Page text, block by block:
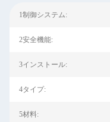
1制御システム:
2安全機能:
3インストール:
4タイプ:
5材料: